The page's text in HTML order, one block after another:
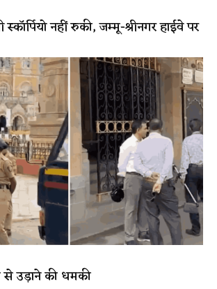
नहीं रुकी, जम्मू-श्रीनगर हाईवे पर
उड़ाने की धमकी